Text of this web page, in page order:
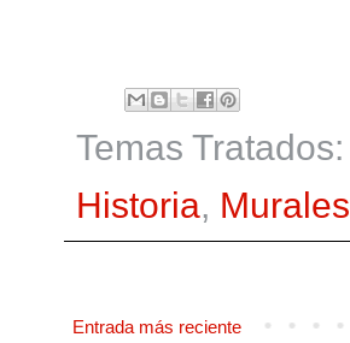
Temas Tratados:
Historia, Murales
Entrada más reciente